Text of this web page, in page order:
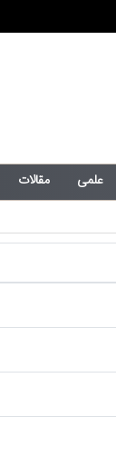
علمی مقالات